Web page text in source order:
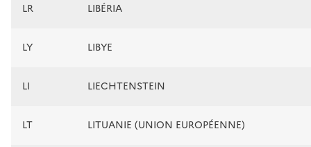
LR LIBÉRIA
LY LIBYE
LI LIECHTENSTEIN
LT LITUANIE (UNION EUROPÉENNE)